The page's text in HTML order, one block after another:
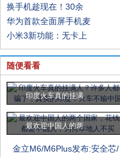
换手机趁现在！30余
华为首款全面屏手机麦
小米3新功能：无卡上
随便看看
印度火车真的挂满
最欢迎中国人的两
金立M6/M6Plus发布:安全芯/